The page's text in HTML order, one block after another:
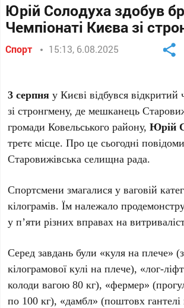
Юрій Солодуха здобув
Чемпіонаті Києва зі
Спорт 15:13, 6.08.2025
3 серпня у Києві відбувся відкритий
зі стронгмену, де мешканець
громади Ковельського району,Юрій
третє місце. Про це сьогодні
Старовижівська селищна рада.
Спортсмени змагалися у ваговій
кілограмів. Їм належало
у п’яти різних вправах на
Серед завдань були «куля на плече»
кілограмової кулі на плече), «лог-
колоди вагою 80 кг), «фермер»
по 100 кг), «дамбл» (поштовх